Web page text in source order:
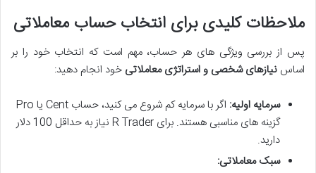
ملاحظات کلیدی برای انتخاب حساب معاملاتی
پس از بررسی ویژگی های هر حساب، مهم است که انتخاب خود را بر
اساس نیازهای شخصی و استراتژی معاملاتی خود انجام دهید:
سرمایه اولیه:
اگر با سرمایه کم شروع می کنید، حساب Cent یا Pro
گزینه های مناسبی هستند. برای R Trader نیاز به حداقل 100 دلار
دارید.
سبک معاملاتی: